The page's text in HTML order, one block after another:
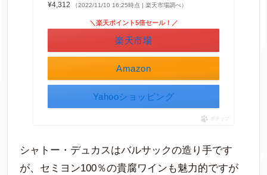
¥4,312 （2022/11/10 16:25時点 | 楽天市場調べ）
Amazon
＼楽天ポイント5倍セール！／
楽天市場
Yahooショッピング
ポチップ
シャトー・デュカスはバルサックの造り手です
が、セミヨン100％の貴腐ワインも魅力的ですが